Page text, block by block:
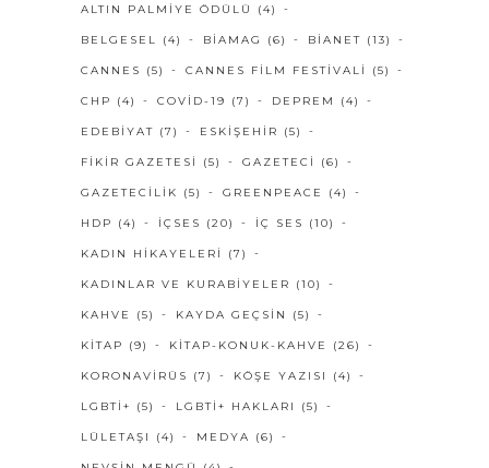
ALTIN PALMIYE ÖDÜLÜ (4)
BELGESEL (4) BIAMAG (6) BIANET (13)
CANNES (5) CANNES FILM FESTIVALI (5)
CHP (4) COVID-19 (7) DEPREM (4)
EDEBIYAT (7) ESKIŞEHIR (5)
FIKIR GAZETESI (5) GAZETECI (6)
GAZETECILIK (5) GREENPEACE (4)
HDP (4) IÇSES (20) IÇ SES (10)
KADIN HIKAYELERI (7)
KADINLAR VE KURABIYELER (10)
KAHVE (5) KAYDA GEÇSIN (5)
KITAP (9) KITAP-KONUK-KAHVE (26)
KORONAVIRÜS (7) KÖŞE YAZISI (4)
LGBTI+ (5) LGBTI+ HAKLARI (5)
LÜLETAŞI (4) MEDYA (6)